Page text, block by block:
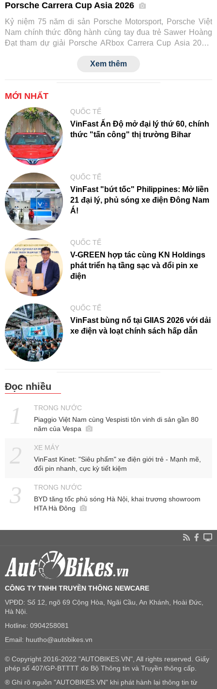
Porsche Carrera Cup Asia 2026
Kỷ niệm 75 năm di sản Porsche Motorsport, Porsche Việt
Nam chính thức đồng hành cùng tay đua trẻ Sawer Hoàng
Đạt tham dự giải Porsche ARbox Carrera Cup Asia 2026.
trường danh giá này, đồng thời đánh dấu cột mốc mới trong
Xem thêm
MỚI NHẤT
QUỐC TẾ
VinFast Ấn Độ mở đại lý thứ 60, chính
thức "tấn công" thị trường Bihar
QUỐC TẾ
VinFast "bứt tốc" Philippines: Mở liền
21 đại lý, phủ sóng xe điện Đông Nam
Á!
QUỐC TẾ
V-GREEN hợp tác cùng KN Holdings
phát triển hạ tầng sạc và đổi pin xe
điện
QUỐC TẾ
VinFast bùng nổ tại GIIAS 2026 với dải
xe điện và loạt chính sách hấp dẫn
Đọc nhiều
TRONG NƯỚC
Piaggio Việt Nam cùng Vespisti tôn vinh di sản gần 80
năm của Vespa
XE MÁY
VinFast Kinet: "Siêu phẩm" xe điện giới trẻ - Mạnh mẽ,
đổi pin nhanh, cực kỳ tiết kiệm
TRONG NƯỚC
BYD tăng tốc phủ sóng Hà Nội, khai trương showroom
HTA Hà Đông
CÔNG TY TNHH TRUYỀN THÔNG NEWCARE
VPĐD: Số 12, ngõ 69 Cộng Hòa, Ngãi Cầu, An Khánh, Hoài Đức,
Hà Nội.
Hotline: 0904258081
Email: huutho@autobikes.vn
© Copyright 2016-2022 "AUTOBIKES.VN", All rights reserved. Giấy
phép số 407/GP-BTTTT do Bộ Thông tin và Truyền thông cấp.
® Ghi rõ nguồn "AUTOBIKES.VN" khi phát hành lại thông tin từ